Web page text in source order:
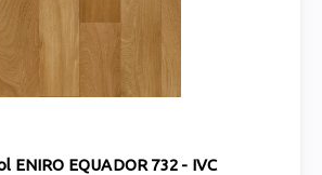
EQUADOR 732 - IVC